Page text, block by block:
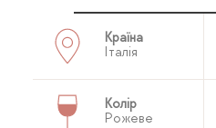
Країна
Італія
Колір
Рожеве